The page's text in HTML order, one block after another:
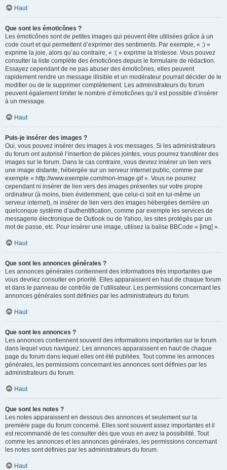
Haut
Que sont les émoticônes ?
Les émoticônes sont de petites images qui peuvent être utilisées grâce à un
code court et qui permettent d’exprimer des sentiments. Par exemple, « :) »
exprime la joie, alors qu’au contraire, « :( » exprime la tristesse. Vous pouvez
consulter la liste complète des émoticônes depuis le formulaire de rédaction.
Essayez cependant de ne pas abuser des émoticônes, elles peuvent
rapidement rendre un message illisible et un modérateur pourrait décider de le
modifier ou de le supprimer complètement. Les administrateurs du forum
peuvent également limiter le nombre d’émoticônes qu’il est possible d’insérer
à un message.
Haut
Puis-je insérer des images ?
Oui, vous pouvez insérer des images à vos messages. Si les administrateurs
du forum ont autorisé l’insertion de pièces jointes, vous pourrez transférer des
images sur le forum. Dans le cas contraire, vous devrez insérer un lien vers
une image distante, hébergée sur un serveur internet public, comme par
exemple « http://www.exemple.com/mon-image.gif ». Vous ne pourrez
cependant ni insérer de lien vers des images présentes sur votre propre
ordinateur (à moins, bien évidemment, que celui-ci soit en lui-même un
serveur internet), ni insérer de lien vers des images hébergées derrière un
quelconque système d’authentification, comme par exemple les services de
messagerie électronique de Outlook ou de Yahoo, les sites protégés par un
mot de passe, etc. Pour insérer une image, utilisez la balise BBCode « [img] ».
Haut
Que sont les annonces générales ?
Les annonces générales contiennent des informations très importantes que
vous devriez consulter en priorité. Elles apparaissent en haut de chaque forum
et dans le panneau de contrôle de l’utilisateur. Les permissions concernant les
annonces générales sont définies par les administrateurs du forum.
Haut
Que sont les annonces ?
Les annonces contiennent souvent des informations importantes sur le forum
dans lequel vous naviguez. Les annonces apparaissent en haut de chaque
page du forum dans lequel elles ont été publiées. Tout comme les annonces
générales, les permissions concernant les annonces sont définies par les
administrateurs du forum.
Haut
Que sont les notes ?
Les notes apparaissent en dessous des annonces et seulement sur la
première page du forum concerné. Elles sont souvent assez importantes et il
est recommandé de les consulter dès que vous en avez la possibilité. Tout
comme les annonces et les annonces générales, les permissions concernant
les notes sont définies par les administrateurs du forum.
Haut